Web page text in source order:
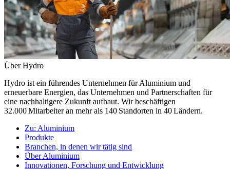
Über Hydro
Hydro ist ein führendes Unternehmen für Aluminium und
erneuerbare Energien, das Unternehmen und Partnerschaften für
eine nachhaltigere Zukunft aufbaut. Wir beschäftigen
32.000 Mitarbeiter an mehr als 140 Standorten in 40 Ländern.
Zu: Aluminium
Produkte
Branchen, in denen wir tätig sind
Über Aluminium
Innovationen, Forschung und Entwicklung